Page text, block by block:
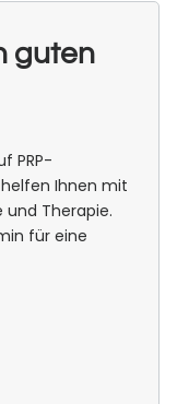
guten
PRP-
Ihnen mit
und Therapie.
für eine